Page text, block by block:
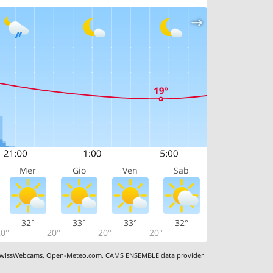
Mer Gio Ven Sab
32°
20°
33°
20°
33°
20°
32°
,Open-Meteo.com,CAMS ENSEMBLE data provider